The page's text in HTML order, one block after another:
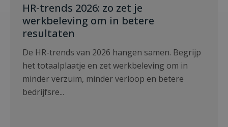
HR-trends 2026: zo zet je
werkbeleving om in betere
resultaten
De HR-trends van 2026 hangen samen. Begrijp
het totaalplaatje en zet werkbeleving om in
minder verzuim, minder verloop en betere
bedrijfsre...